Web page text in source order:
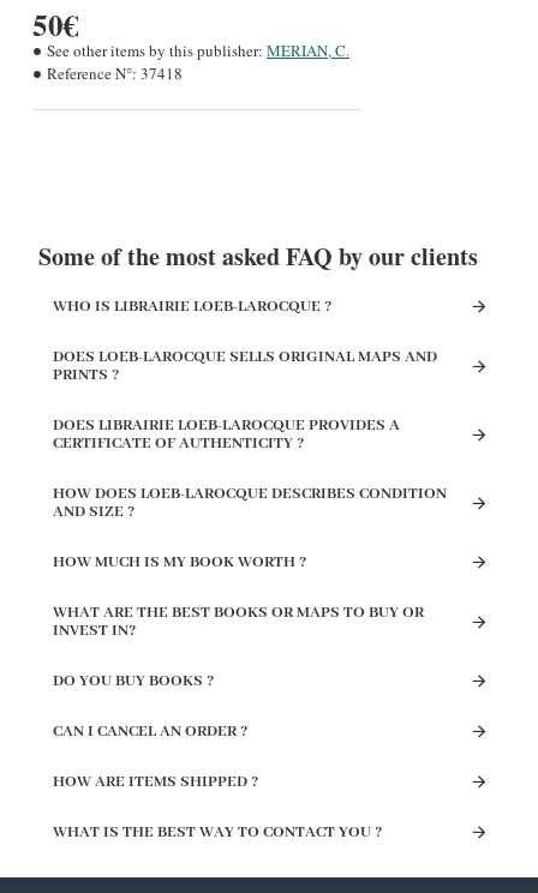
50€
See other items by this publisher: MERIAN, C.
Reference N°: 37418
Some of the most asked FAQ by our clients
WHO IS LIBRAIRIE LOEB-LAROCQUE ?
DOES LOEB-LAROCQUE SELLS ORIGINAL MAPS AND
PRINTS ?
DOES LIBRAIRIE LOEB-LAROCQUE PROVIDES A
CERTIFICATE OF AUTHENTICITY ?
HOW DOES LOEB-LAROCQUE DESCRIBES CONDITION
AND SIZE ?
HOW MUCH IS MY BOOK WORTH ?
WHAT ARE THE BEST BOOKS OR MAPS TO BUY OR
INVEST IN?
DO YOU BUY BOOKS ?
CAN I CANCEL AN ORDER ?
HOW ARE ITEMS SHIPPED ?
WHAT IS THE BEST WAY TO CONTACT YOU ?